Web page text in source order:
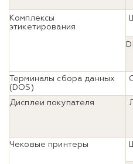
Комплексы
этикетирования
Терминалы сбора данных
(DOS)
Дисплеи покупателя
Чековые принтеры